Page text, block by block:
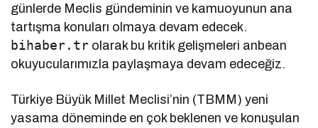
günlerde Meclis gündeminin ve kamuoyunun ana
tartışma konuları olmaya devam edecek.
bihaber.tr olarak bu kritik gelişmeleri anbean
okuyucularımızla paylaşmaya devam edeceğiz.
Türkiye Büyük Millet Meclisi’nin (TBMM) yeni
yasama döneminde en çok beklenen ve konuşulan